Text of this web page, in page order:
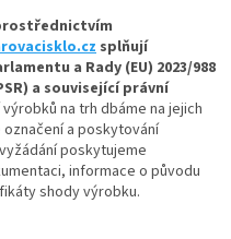
splňují
a Rady (EU) 2023/988
a související právní
na trh dbáme na jejich
a poskytování
poskytujeme
informace o původu
shody výrobku.